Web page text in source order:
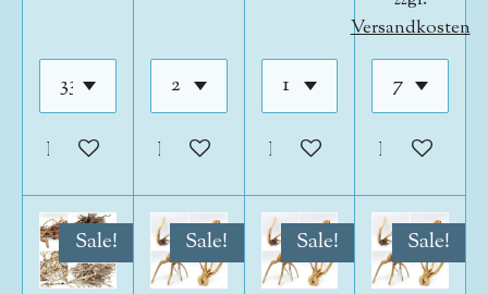
In den WarenkorbIn den WarenkorbIn den Warenkorb
Versandkosten
In den
Sale! Sale! Sale! Sale!